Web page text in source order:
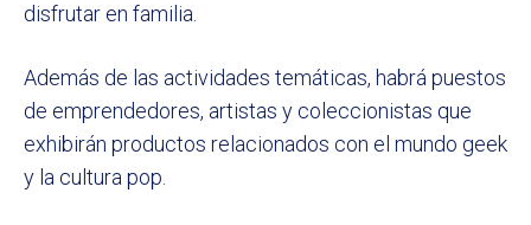
disfrutar en familia.
Además de las actividades temáticas, habrá puestos
de emprendedores, artistas y coleccionistas que
exhibirán productos relacionados con el mundo geek
y la cultura pop.